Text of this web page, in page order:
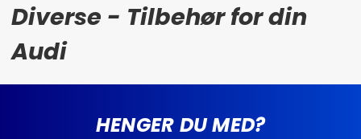
Diverse - Tilbehør for din
Audi
HENGER DU MED?